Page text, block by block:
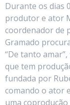
Durante os dias
produtor e ator
coordenador de
Gramado
“De tanto
que tem
fundada por
comando o ator
uma